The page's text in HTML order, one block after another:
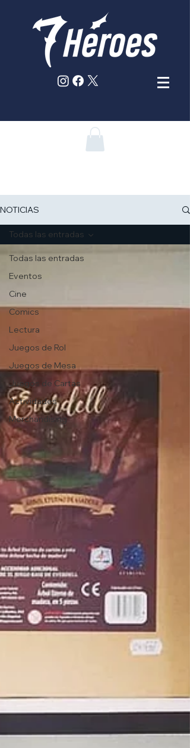
NOTICIAS
Todas las entradas
Eventos
Cine
Comics
Lectura
Juegos de Rol
Juegos de Mesa
Juegos de Cartas
Actividades
Merchandising
Todas las entradas